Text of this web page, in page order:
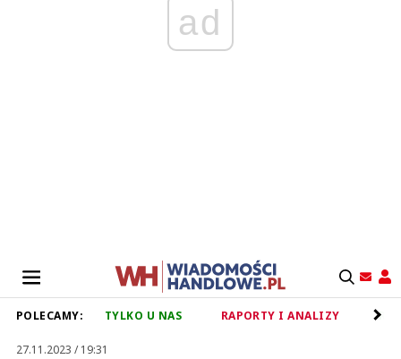
ad
POLECAMY: TYLKO U NAS RAPORTY I ANALIZY
27.11.2023 / 19:31